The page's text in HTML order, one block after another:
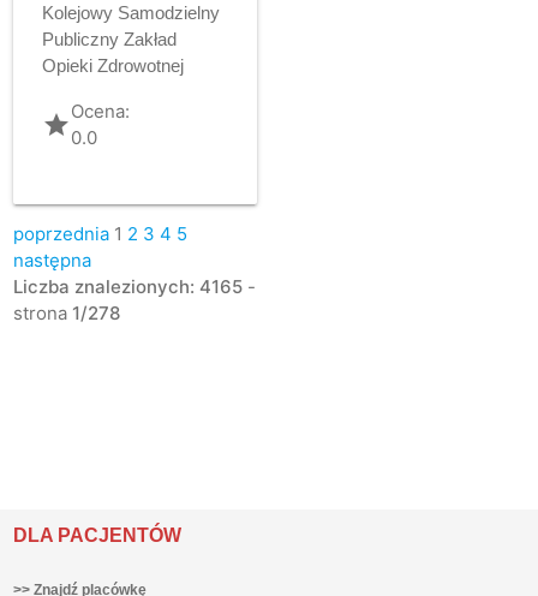
Kolejowy Samodzielny
Publiczny Zakład
Opieki Zdrowotnej
gradeOcena:
0.0
poprzednia 1 2 3 4 5
następna
Liczba znalezionych: 4165-
strona 1/278
DLA PACJENTÓW
>> Znajdź placówkę